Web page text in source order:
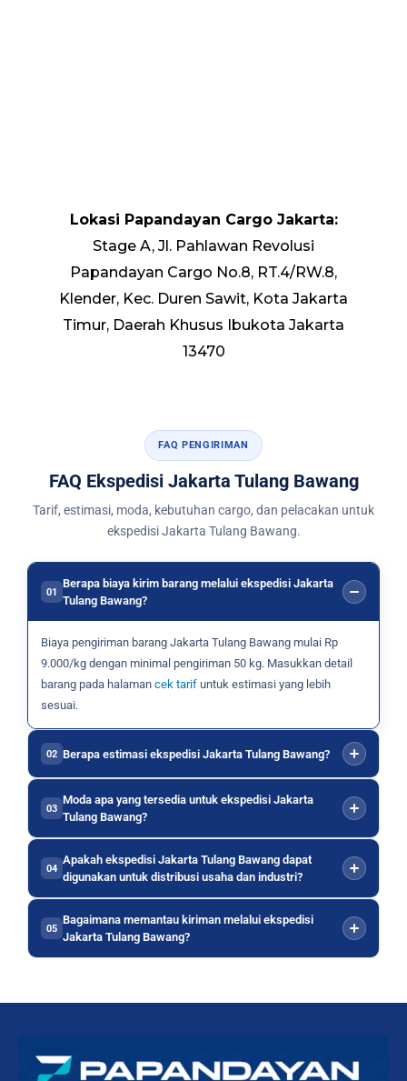
Lokasi Papandayan Cargo Jakarta:
Stage A, Jl. Pahlawan Revolusi
Papandayan Cargo No.8, RT.4/RW.8,
Klender, Kec. Duren Sawit, Kota Jakarta
Timur, Daerah Khusus Ibukota Jakarta
13470
FAQ PENGIRIMAN
FAQ Ekspedisi Jakarta Tulang Bawang
Tarif, estimasi, moda, kebutuhan cargo, dan pelacakan untuk
ekspedisi Jakarta Tulang Bawang.
01
Berapa biaya kirim barang melalui ekspedisi Jakarta
Tulang Bawang?
Biaya pengiriman barang Jakarta Tulang Bawang mulai Rp
9.000/kg dengan minimal pengiriman 50 kg. Masukkan detail
barang pada halaman cek tarif untuk estimasi yang lebih
sesuai.
02 Berapa estimasi ekspedisi Jakarta Tulang Bawang?
03
Moda apa yang tersedia untuk ekspedisi Jakarta
Tulang Bawang?
04
Apakah ekspedisi Jakarta Tulang Bawang dapat
digunakan untuk distribusi usaha dan industri?
05
Bagaimana memantau kiriman melalui ekspedisi
Jakarta Tulang Bawang?